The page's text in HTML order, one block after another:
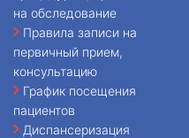
на обследование
Правила записи на
первичный прием,
консультацию
График посещения
пациентов
Диспансеризация